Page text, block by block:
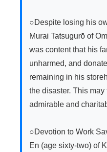
○Despite losing his
Murai Tatsugurō of
was content that his
unharmed, and
remaining in his
the disaster. This
admirable and
○Devotion to Work
En (age sixty-two) of